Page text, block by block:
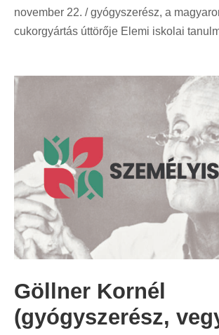
november 22. / gyógyszerész, a
cukorgyártás úttörője Elemi iskolai
Göllner Kornél
(gyógyszerész,